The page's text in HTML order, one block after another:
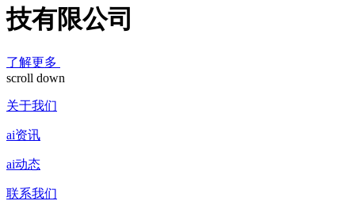
技有限公司
了解更多
scroll down
关于我们
ai资讯
ai动态
联系我们